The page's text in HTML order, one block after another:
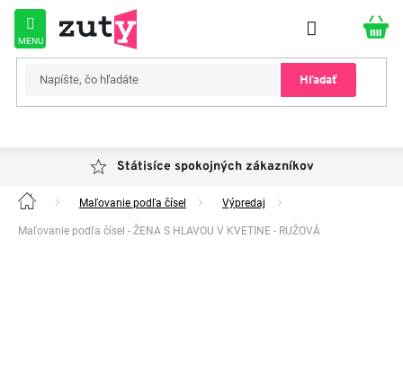
Prejsť
obsah
Hľadať
Státisíce spokojných zákazníkov
Domov Maľovanie podľa čísel Výpredaj
Maľovanie podľa čísel - ŽENA S HLAVOU V KVETINE - RUŽOVÁ